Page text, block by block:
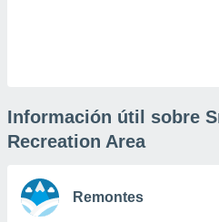
únicos
como
Información útil sobre
Recreation Area
Remontes